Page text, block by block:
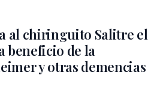
al chiringuito Salitre el
beneficio de la
y otras demencias